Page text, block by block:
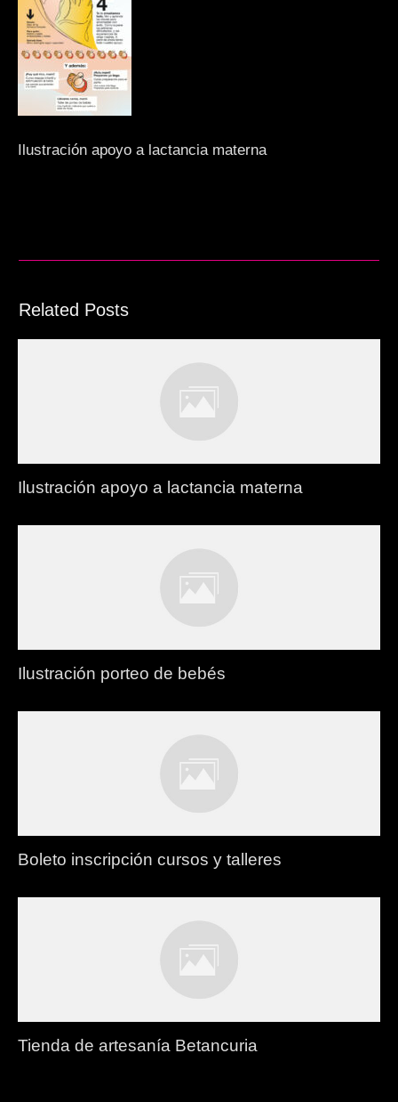
Ilustración apoyo a lactancia materna
Related Posts
Ilustración apoyo a lactancia materna
Ilustración porteo de bebés
Boleto inscripción cursos y talleres
Tienda de artesanía Betancuria